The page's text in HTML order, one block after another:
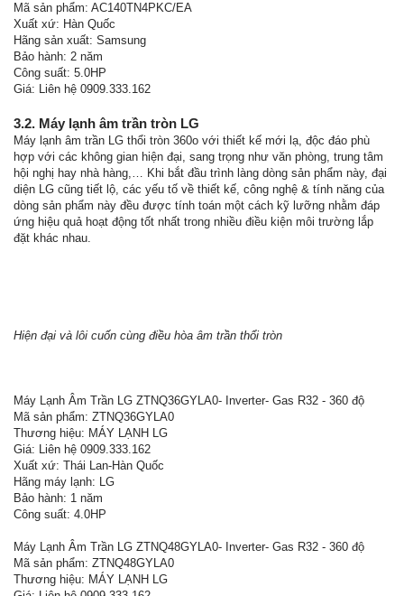
Mã sản phẩm: AC140TN4PKC/EA
Xuất xứ: Hàn Quốc
Hãng sản xuất: Samsung
Bảo hành: 2 năm
Công suất: 5.0HP
Giá: Liên hệ 0909.333.162
3.2. Máy lạnh âm trần tròn LG
Máy lạnh âm trần LG thổi tròn 360o với thiết kế mới lạ, độc đáo phù
hợp với các không gian hiện đại, sang trọng như văn phòng, trung tâm
hội nghị hay nhà hàng,… Khi bắt đầu trình làng dòng sản phẩm này, đại
diện LG cũng tiết lộ, các yếu tố về thiết kế, công nghệ & tính năng của
dòng sản phẩm này đều được tính toán một cách kỹ lưỡng nhằm đáp
ứng hiệu quả hoạt động tốt nhất trong nhiều điều kiện môi trường lắp
đặt khác nhau.
Hiện đại và lôi cuốn cùng điều hòa âm trần thổi tròn
Máy Lạnh Âm Trần LG ZTNQ36GYLA0- Inverter- Gas R32 - 360 độ
Mã sản phẩm: ZTNQ36GYLA0
Thương hiệu: MÁY LẠNH LG
Giá: Liên hệ 0909.333.162
Xuất xứ: Thái Lan-Hàn Quốc
Hãng máy lạnh: LG
Bảo hành: 1 năm
Công suất: 4.0HP
Máy Lạnh Âm Trần LG ZTNQ48GYLA0- Inverter- Gas R32 - 360 độ
Mã sản phẩm: ZTNQ48GYLA0
Thương hiệu: MÁY LẠNH LG